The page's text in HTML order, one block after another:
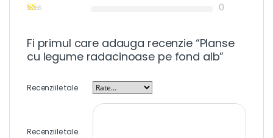
0
Fi primul care adauga recenzie “Planse
cu legume radacinoase pe fond alb”
Recenziile tale
Recenziile tale